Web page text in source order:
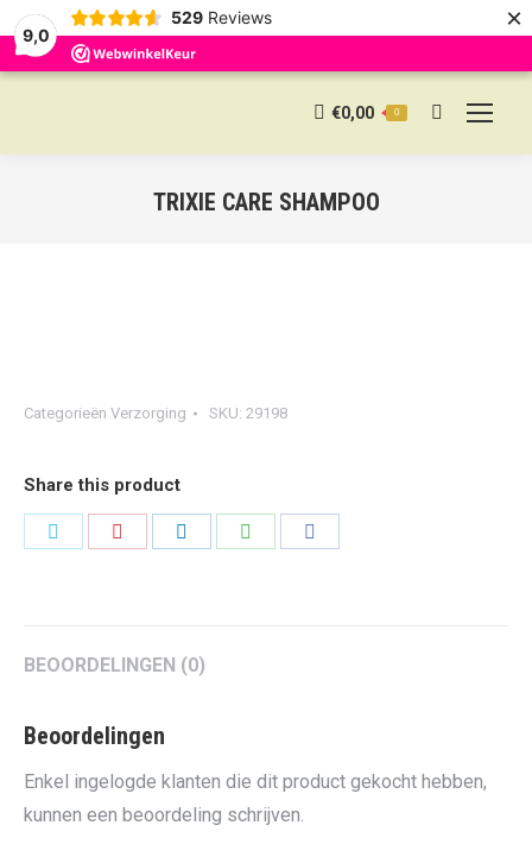
9,0
529 Reviews ×
€0,00 0 Search:
TRIXIE CARE SHAMPOO
Categorieën Verzorging SKU: 29198
Share this product
BEOORDELINGEN (0)
Beoordelingen
Enkel ingelogde klanten die dit product gekocht hebben,
kunnen een beoordeling schrijven.